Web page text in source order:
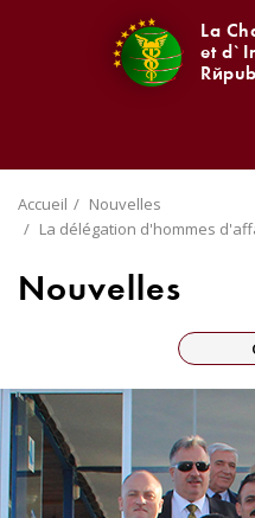
La
et
Accueil
Nouvelles
La délégation d'hommes
Nouvelles